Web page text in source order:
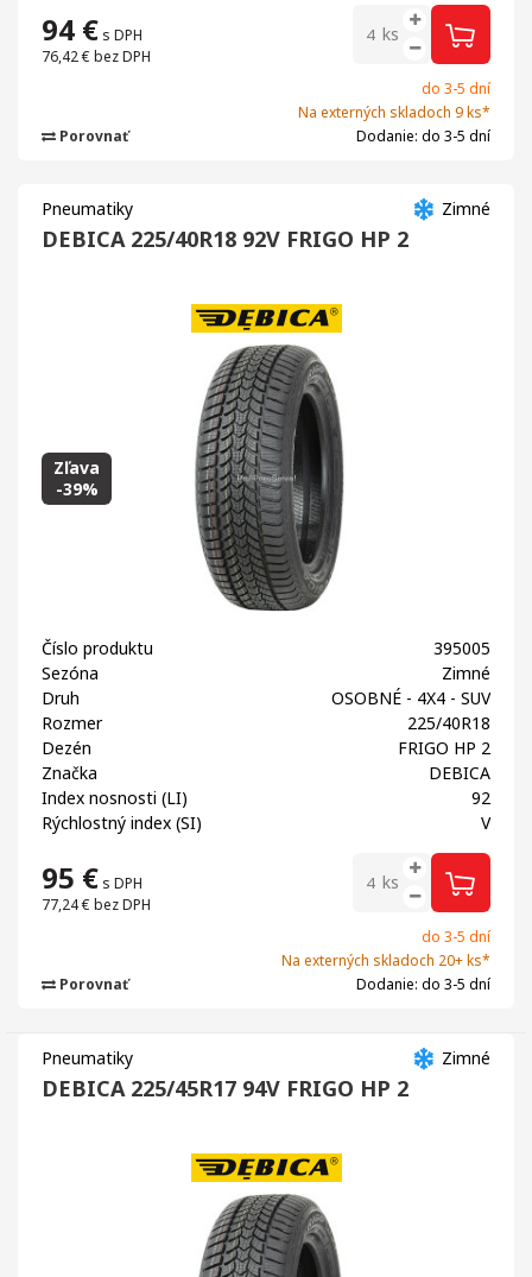
94 € s DPH
76,42 € bez DPH
ks
do 3-5 dní
Na externých skladoch 9 ks*
Dodanie: do 3-5 dní
Porovnať
Zimné
Pneumatiky
DEBICA 225/40R18 92V FRIGO HP 2
Zľava
-39%
Číslo produktu
395005
Sezóna
Zimné
Druh
OSOBNÉ - 4X4 - SUV
Rozmer
225/40R18
Dezén
FRIGO HP 2
Značka
DEBICA
Index nosnosti (LI)
92
Rýchlostný index (SI)
V
95 € s DPH
77,24 € bez DPH
ks
do 3-5 dní
Na externých skladoch 20+ ks*
Dodanie: do 3-5 dní
Porovnať
Zimné
Pneumatiky
DEBICA 225/45R17 94V FRIGO HP 2